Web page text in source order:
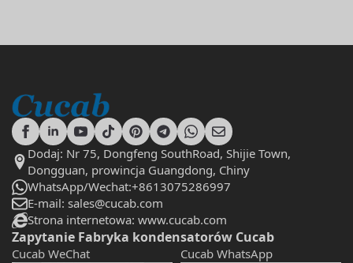
Dodaj: Nr 75, Dongfeng SouthRoad, Shijie Town,
Dongguan, prowincja Guangdong, Chiny
WhatsApp/Wechat:+8613075286997
E-mail: sales@cucab.com
Strona internetowa: www.cucab.com
Zapytanie Fabryka kondensatorów Cucab
Cucab WeChat Cucab WhatsApp